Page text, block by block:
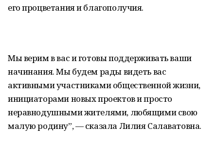
его процветания и благополучия.
Мы верим в вас и готовы поддерживать ваши
начинания. Мы будем рады видеть вас
активными участниками общественной жизни,
инициаторами новых проектов и просто
неравнодушными жителями, любящими свою
малую родину”, — сказала Лилия Салаватовна.